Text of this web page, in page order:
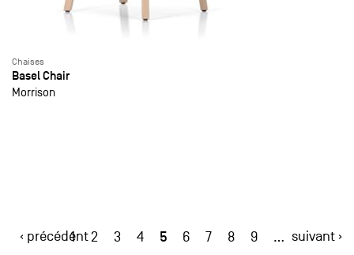
Chaises
Basel Chair
Morrison
‹ précédent
1 2 3 4 5 6 7 8 9 … suivant ›